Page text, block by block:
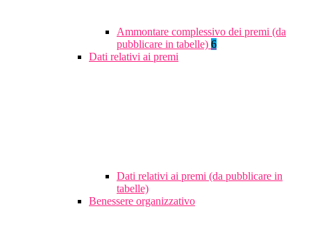
Ammontare complessivo dei premi (da
pubblicare in tabelle) 6
Dati relativi ai premi
Dati relativi ai premi (da pubblicare in
tabelle)
Benessere organizzativo